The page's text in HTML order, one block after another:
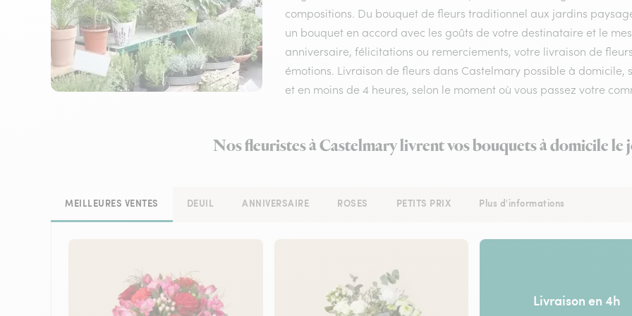
compositions. Du bouquet de fleurs traditionnel aux jardins
un bouquet en accord avec les goûts de votre destinataire et le
anniversaire, félicitations ou remerciements, votre livraison de
émotions. Livraison de fleurs dans Castelmary possible à
et en moins de 4 heures, selon le moment où vous passez votre
Nos fleuristes à Castelmary livrent vos bouquets à domicile
MEILLEURES VENTES DEUIL ANNIVERSAIRE ROSES PETITS PRIX Plus d'informations
Livraison en 4h